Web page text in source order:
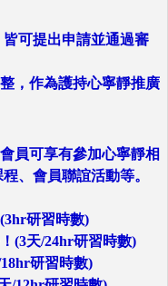
可提出申請並通過審
，作為護持心寧靜推廣
員可享有參加心寧靜相
、會員聯誼活動等。
研習時數)
(3天/24hr研習時數)
研習時數)